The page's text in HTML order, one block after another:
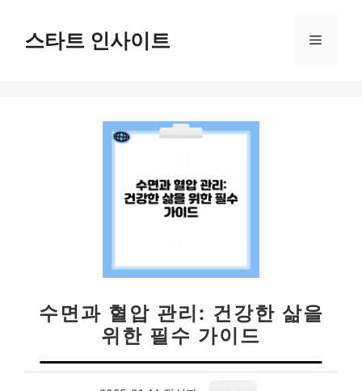
스타트 인사이트 메
수면과 혈압 관리: 건강한 삶을
위한 필수 가이드